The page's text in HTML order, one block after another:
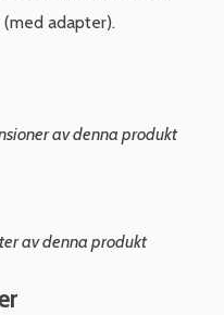
(med adapter).
av denna produkt
av denna produkt